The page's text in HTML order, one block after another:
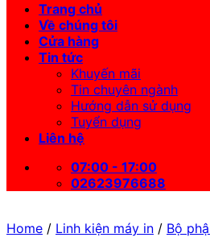
Trang chủ
Về chúng tôi
Cửa hàng
Tin tức
Khuyến mãi
Tin chuyên ngành
Hướng dẫn sử dụng
Tuyển dụng
Liên hệ
07:00 - 17:00
02623976688
Home / Linh kiện máy in / Bộ